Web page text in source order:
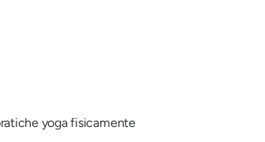
yoga fisicamente